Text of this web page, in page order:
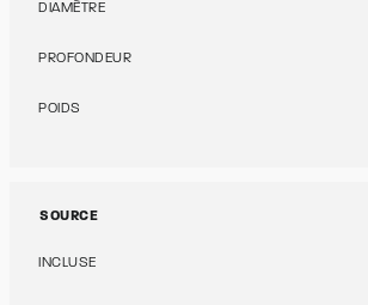
DIAMÈTRE
PROFONDEUR
POIDS
SOURCE
INCLUSE